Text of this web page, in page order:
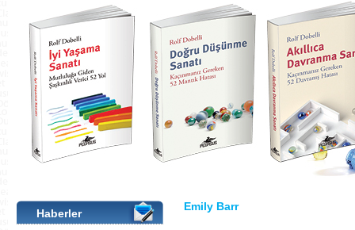
Haberler
Emily Barr